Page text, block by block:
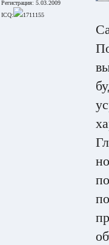
Регистрация: 5.03.2009
ICQ:
1711155